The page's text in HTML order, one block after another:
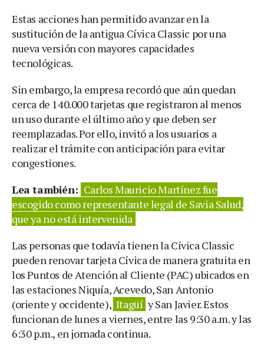
Estas acciones han permitido avanzar en la
sustitución de la antigua Cívica Classic por una
nueva versión con mayores capacidades
tecnológicas.
Sin embargo, la empresa recordó que aún quedan
cerca de 140.000 tarjetas que registraron al menos
un uso durante el último año y que deben ser
reemplazadas. Por ello, invitó a los usuarios a
realizar el trámite con anticipación para evitar
congestiones.
Lea también: Carlos Mauricio Martínez fue
escogido como representante legal de Savia Salud,
que ya no está intervenida
Las personas que todavía tienen la Cívica Classic
pueden renovar tarjeta Cívica de manera gratuita en
los Puntos de Atención al Cliente (PAC) ubicados en
las estaciones Niquía, Acevedo, San Antonio
(oriente y occidente), Itagüí y San Javier. Estos
funcionan de lunes a viernes, entre las 9:30 a.m. y las
6:30 p.m., en jornada continua.